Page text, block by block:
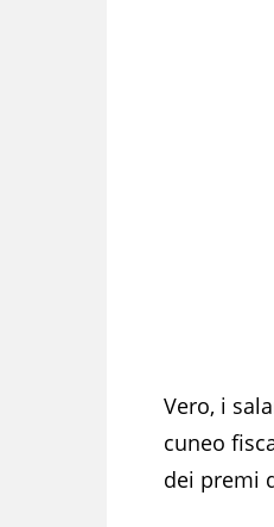
Vero, i
cuneo
dei premi